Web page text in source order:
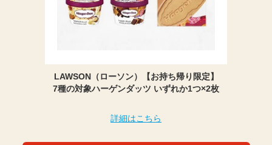
LAWSON（ローソン）【お持ち帰り限定】
7種の対象ハーゲンダッツ いずれか1つ×2枚
詳細はこちら